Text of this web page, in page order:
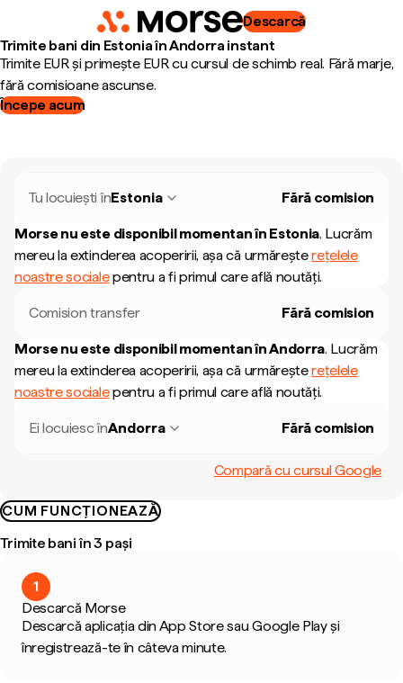
Descarcă
Trimite bani din Estonia în Andorra instant
Trimite EUR și primește EUR cu cursul de schimb real. Fără marje,
fără comisioane ascunse.
Începe acum
Tu locuiești înEstonia Fără comision
Morse nu este disponibil momentan în Estonia. Lucrăm
mereu la extinderea acoperirii, așa că urmăreșterețelele
noastre socialepentru a fi primul care află noutăți.
Comision transfer Fără comision
Morse nu este disponibil momentan înAndorra. Lucrăm
mereu la extinderea acoperirii, așa că urmăreșterețelele
noastre socialepentru a fi primul care află noutăți.
Ei locuiesc înAndorra Fără comision
Compară cu cursul Google
CUM FUNCȚIONEAZĂ
Trimite bani în 3 pași
1
Descarcă Morse
Descarcă aplicația din App Store sau Google Play și
înregistrează-te în câteva minute.